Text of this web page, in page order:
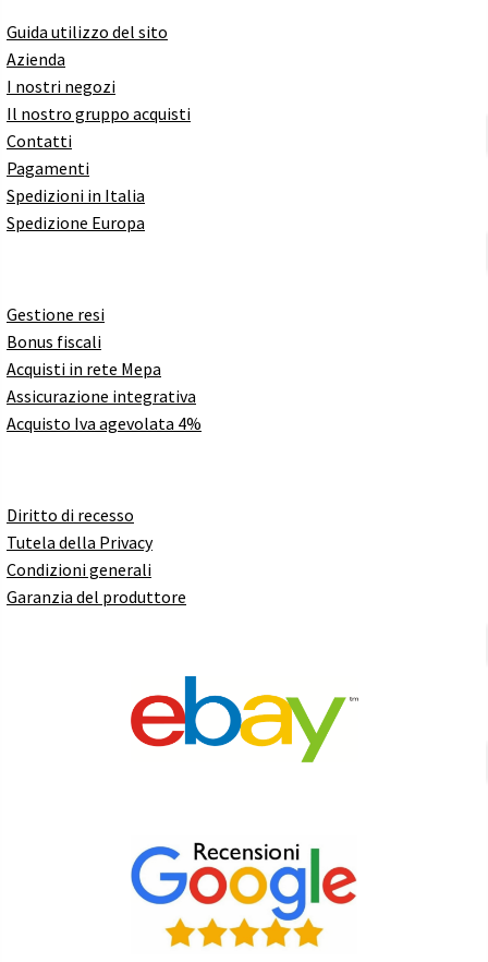
Guida utilizzo del sito
Azienda
I nostri negozi
Il nostro gruppo acquisti
Contatti
Pagamenti
Spedizioni in Italia
Spedizione Europa
Gestione resi
Bonus fiscali
Acquisti in rete Mepa
Assicurazione integrativa
Acquisto Iva agevolata 4%
Diritto di recesso
Tutela della Privacy
Condizioni generali
Garanzia del produttore